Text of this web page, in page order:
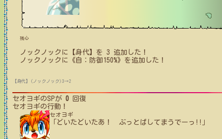
残心
ノックノック に【身代】を 3 追加した！
ノックノック に 《自：防御150%》 を追加した！
【身代】(ノックノック)3→2
セオヨギのSPが 0 回復
セオヨギの行動！
セオヨギ
「どいたどいたあ！ ぶっとばしてまうでーっ!!」